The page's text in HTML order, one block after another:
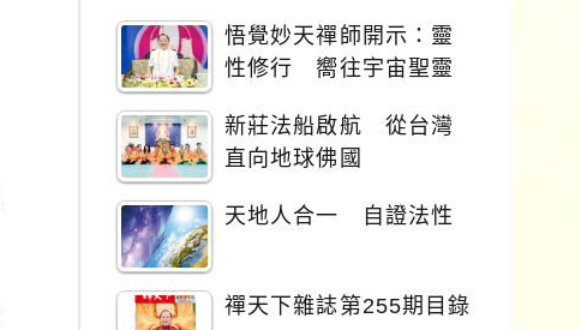
悟覺妙天禪師開示：靈
性修行 嚮往宇宙聖靈
新莊法船啟航 從台灣
直向地球佛國
天地人合一 自證法性
禪天下雜誌第255期目錄